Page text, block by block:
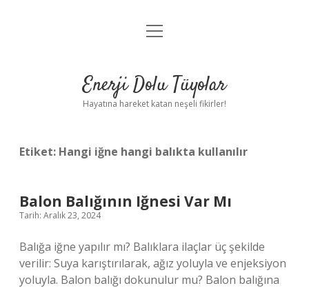
Anasayfa
Yasal Uyarı
menüyü
Enerji Dolu Tüyolar
Hayatına hareket katan neşeli fikirler!
Etiket: Hangi iğne hangi balıkta kullanılır
Balon Balığının Iğnesi Var Mı
Tarih: Aralık 23, 2024
Balığa iğne yapılır mı? Balıklara ilaçlar üç şekilde
verilir: Suya karıştırılarak, ağız yoluyla ve enjeksiyon
yoluyla. Balon balığı dokunulur mu? Balon balığına